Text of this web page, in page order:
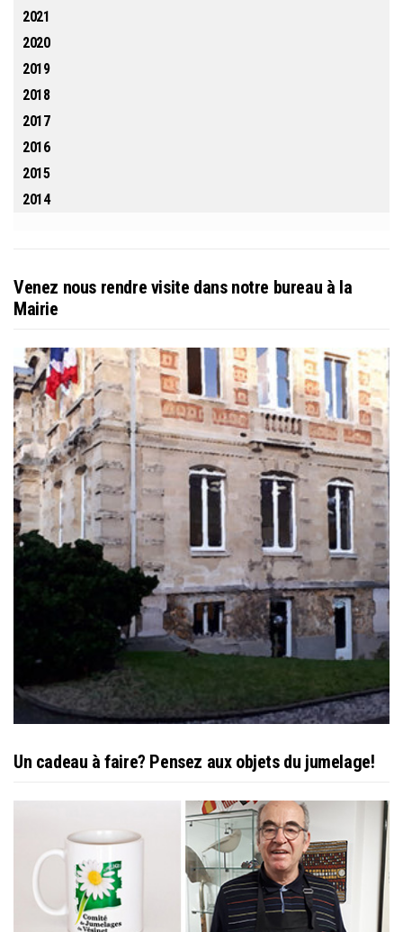
2021
2020
2019
2018
2017
2016
2015
2014
Venez nous rendre visite dans notre bureau à la
Mairie
Un cadeau à faire? Pensez aux objets du jumelage!